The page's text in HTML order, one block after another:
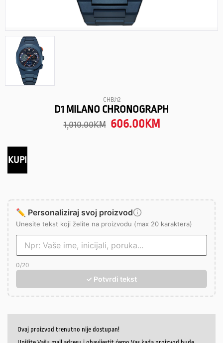
CHBJ12
D1 MILANO CHRONOGRAPH
1,010.00KM 606.00 KM
KUPI
✏️ Personaliziraj svoj proizvod
Unesite tekst koji želite na proizvodu (max 20 karaktera)
0/20
✓ Potvrdi tekst
Ovaj proizvod trenutno nije dostupan!